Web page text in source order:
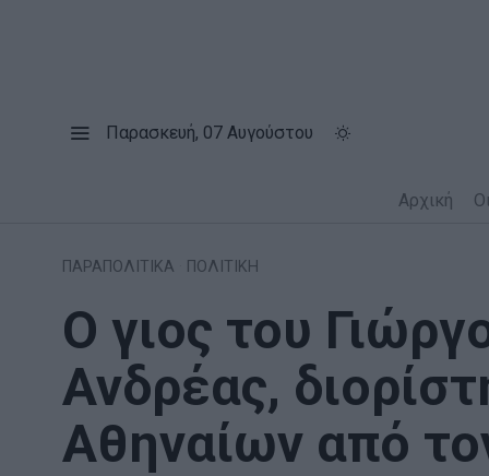
Παρασκευή, 07 Αυγούστου
Αρχική
ΠΑΡΑΠΟΛΙΤΙΚΑ ΠΟΛΙΤΙΚΗ
Ο γιος του
Ανδρέας,
Αθηναίων από